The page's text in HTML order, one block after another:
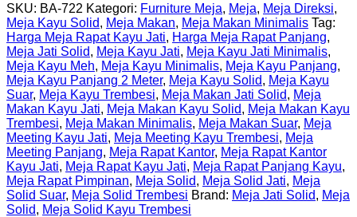
SKU: BA-722 Kategori: Furniture Meja, Meja, Meja Direksi,
Meja Kayu Solid, Meja Makan, Meja Makan Minimalis Tag:
Harga Meja Rapat Kayu Jati, Harga Meja Rapat Panjang,
Meja Jati Solid, Meja Kayu Jati, Meja Kayu Jati Minimalis,
Meja Kayu Meh, Meja Kayu Minimalis, Meja Kayu Panjang,
Meja Kayu Panjang 2 Meter, Meja Kayu Solid, Meja Kayu
Suar, Meja Kayu Trembesi, Meja Makan Jati Solid, Meja
Makan Kayu Jati, Meja Makan Kayu Solid, Meja Makan Kayu
Trembesi, Meja Makan Minimalis, Meja Makan Suar, Meja
Meeting Kayu Jati, Meja Meeting Kayu Trembesi, Meja
Meeting Panjang, Meja Rapat Kantor, Meja Rapat Kantor
Kayu Jati, Meja Rapat Kayu Jati, Meja Rapat Panjang Kayu,
Meja Rapat Pimpinan, Meja Solid, Meja Solid Jati, Meja
Solid Suar, Meja Solid Trembesi Brand: Meja Jati Solid, Meja
Solid, Meja Solid Kayu Trembesi